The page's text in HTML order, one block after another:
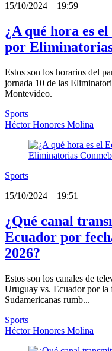
15/10/2024 19:59
¿A qué hora es
por
Estos son los horarios del
jornada 10 de las
Montevideo.
Sports
Héctor Honores Molina
Sports
15/10/2024
19:51
¿Qué canal
Ecuador por
2026?
Estos son los canales de
Uruguay vs. Ecuador por la
Sudamericanas rumb...
Sports
Héctor Honores Molina